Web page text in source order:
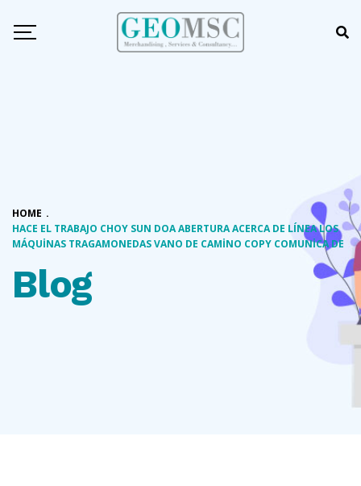
Blog
HOME .
HACE EL TRABAJO CHOY SUN DOA ABERTURA ACERCA DE LÍNEA LOS
MÁQUINAS TRAGAMONEDAS VANO DE CAMINO COPY COMUNICA DE